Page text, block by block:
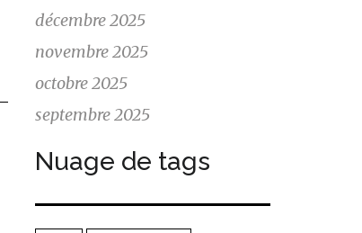
décembre 2025
novembre 2025
octobre 2025
septembre 2025
Nuage de tags